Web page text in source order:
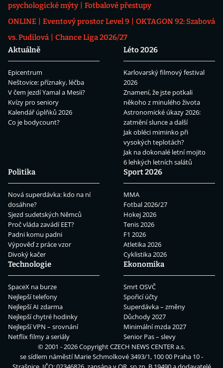
psychologické mýty
Fotbalové přestupy
ONLINE
Eventový prostor Level 9
OKTAGON 92: Szabová
vs. Pudilová
Chance Liga 2026/27
Aktuálně
Epicentrum
Neštovice: příznaky, léčba
V čem jezdí Yamal a Mesii?
Kvízy pro seniory
Kalendář úplňků 2026
Co je bodycount?
Léto 2026
Karlovarský filmový festival
2026
Znamení, že jste potkali
někoho z minulého života
Astronomické úkazy 2026:
zatmění slunce a další
Jak obléci miminko při
vysokých teplotách?
Jak na dokonalé letní mojito
6 lehkých letních salátů
Politika
Nová superdávka: kdo na ní
dosáhne?
Sjezd sudetských Němců
Proč vláda zavádí EET?
Padni komu padni
Výpověď z práce vzor
Divoký kačer
Sport 2026
MMA
Fotbal 2026/27
Hokej 2026
Tenis 2026
F1 2026
Atletika 2026
Cyklistika 2026
Technologie
SpaceX na burze
Nejlepší telefony
Nejlepší AI zdarma
Nejlepší chytré hodinky
Nejlepší VPN – srovnání
Netflix filmy a seriály
Ekonomika
Smrt OSVČ
Spořicí účty
Superdávka – změny
Důchody 2027
Minimální mzda 2027
Senior Pas – slevy
© 2001 - 2026 CopyrightCZECH NEWS CENTER a.s.
se sídlem náměstí Marie Schmolkové 3493/1, 100 00 Praha 10 -